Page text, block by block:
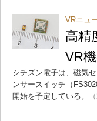
VRニュ
高精
VR
シチズン電子は、磁気
ンサースイッチ（
開始を予定している。